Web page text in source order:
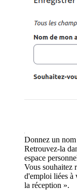
Donnez un
Retrouvez-la
espace
Vous souhaitez
d'emploi liées à
la réception ».